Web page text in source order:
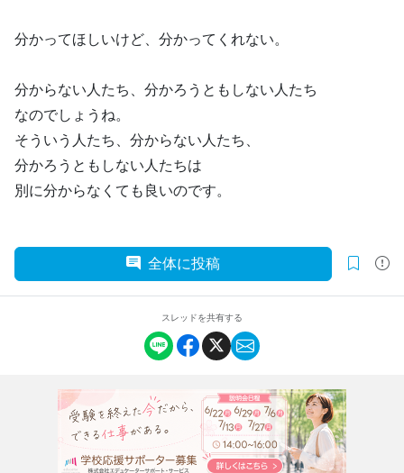
分かってほしいけど、分かってくれない。
分からない人たち、分かろうともしない人たち
なのでしょうね。
そういう人たち、分からない人たち、
分かろうともしない人たちは
別に分からなくても良いのです。
全体に投稿
スレッドを共有する